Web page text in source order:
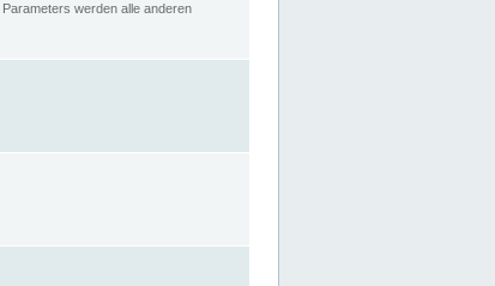
werden alle anderen